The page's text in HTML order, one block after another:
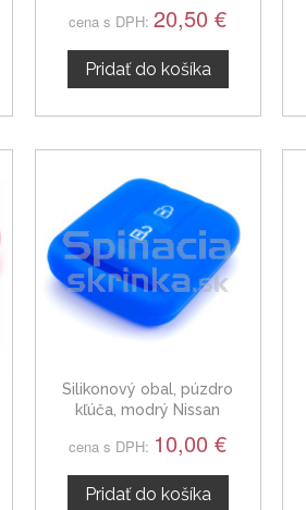
cena s DPH: 20,50 €
Pridať do košíka
Silikonový obal, púzdro
kľúča, modrý Nissan
cena s DPH: 10,00 €
Pridať do košíka